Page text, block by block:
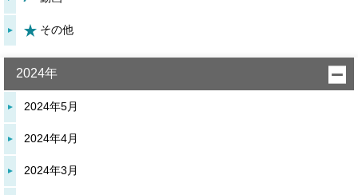
その他
2024年
2024年5月
2024年4月
2024年3月